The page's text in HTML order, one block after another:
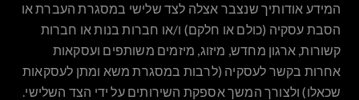
המידע אודותיך שנצבר אצלה לצד שלישי במסגרת העברת או
הסבת עסקיה (כולם או חלקם) ו/או חברות בנות או חברות
קשורות, ארגון מחדש, מיזוג, מיזמים משותפים ועסקאות
אחרות בקשר לעסקיה (לרבות במסגרת משא ומתן לעסקאות
שכאלו) ולצורך המשך אספקת השירותים על ידי הצד השלישי.